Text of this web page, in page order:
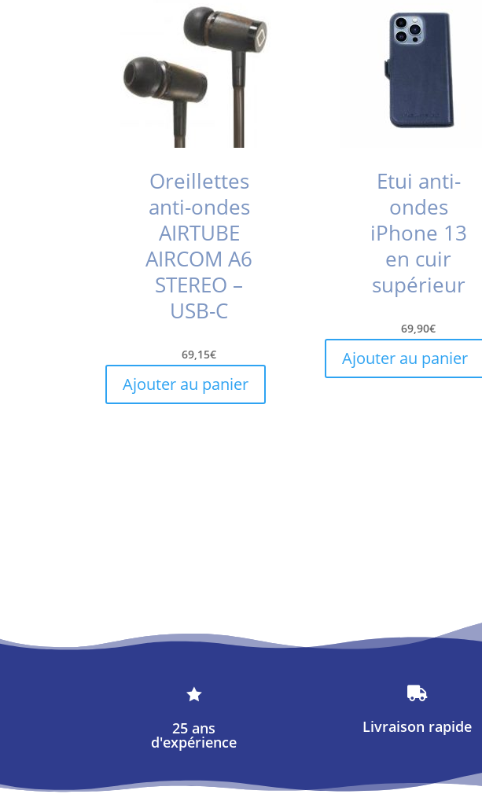
Oreillettes
anti-ondes
AIRTUBE
AIRCOM A6
STEREO –
USB-C
69,15€
Ajouter au panier
Etui anti-
ondes
iPhone 13
en cuir
supérieur
69,90€
Ajouter au panier

25 ans
d'expérience

Livraison rapide